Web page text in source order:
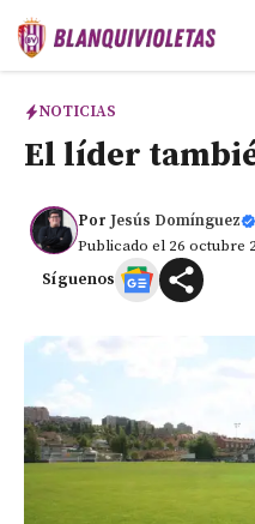
Saltar
NOTICIAS
El líder
Por Jesús Domínguez
Publicado el 26 octubre
Síguenos